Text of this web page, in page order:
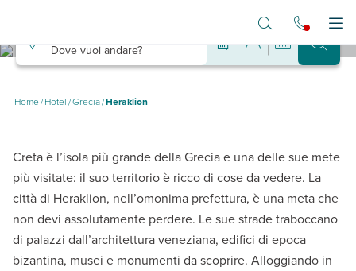
Dove vuoi andare?
Hotel a Heraklion
Dove dormire a Heraklion spendendo poco
Home/Hotel/Grecia/Heraklion
Creta è l’isola più grande della Grecia e una delle sue mete
più visitate: il suo territorio è ricco di cose da vedere. La
città di Heraklion, nell’omonima prefettura, è una meta che
non devi assolutamente perdere. Le sue strade traboccano
di palazzi dall’architettura veneziana, edifici di epoca
bizantina, musei e monumenti da scoprire. Alloggiando in